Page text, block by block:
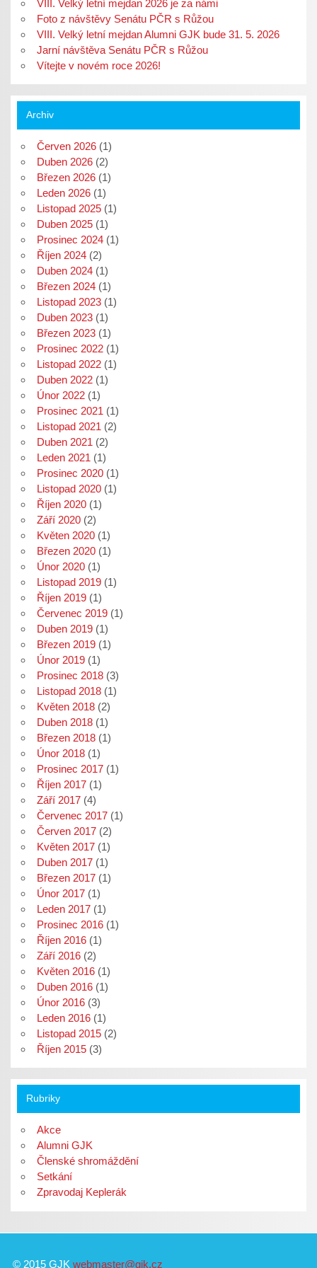
n
ě
)
v
n
o
v
é
m
o
k
n
o
v
é
m
o
n
v
n
o
v
é
m
k
VIII. Velký letní mejdan 2026 je za námi
Foto z návštěvy Senátu PČR s Růžou
VIII. Velký letní mejdan Alumni GJK bude 31. 5. 2026
Jarní návštěva Senátu PČR s Růžou
Vítejte v novém roce 2026!
Archiv
Červen 2026(1)
Duben 2026(2)
Březen 2026(1)
Leden 2026(1)
Listopad 2025(1)
Duben 2025(1)
Prosinec 2024(1)
Říjen 2024(2)
Duben 2024(1)
Březen 2024(1)
Listopad 2023(1)
Duben 2023(1)
Březen 2023(1)
Prosinec 2022(1)
Listopad 2022(1)
Duben 2022(1)
Únor 2022(1)
Prosinec 2021 (1)
Listopad 2021 (2)
Duben 2021 (2)
Leden 2021 (1)
Prosinec 2020(1)
Listopad 2020(1)
Říjen 2020(1)
Září 2020(2)
Květen 2020(1)
Březen 2020(1)
Únor 2020(1)
Listopad 2019(1)
Říjen 2019(1)
Červenec 2019(1)
Duben 2019(1)
Březen 2019(1)
Únor 2019(1)
Prosinec 2018(3)
Listopad 2018(1)
Květen 2018(2)
Duben 2018(1)
Březen 2018(1)
Únor 2018(1)
Prosinec 2017(1)
Říjen 2017(1)
Září 2017(4)
Červenec 2017(1)
Červen 2017(2)
Květen 2017(1)
Duben 2017(1)
Březen 2017(1)
Únor 2017(1)
Leden 2017(1)
Prosinec 2016(1)
Říjen 2016(1)
Září 2016(2)
Květen 2016(1)
Duben 2016(1)
Únor 2016(3)
Leden 2016(1)
Listopad 2015(2)
Říjen 2015(3)
Rubriky
Akce
Alumni GJK
Členské shromáždění
Setkání
Zpravodaj Keplerák
© 2015 GJKwebmaster@gjk.cz